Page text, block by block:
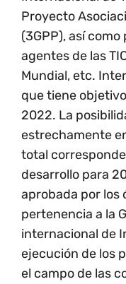
Proyecto
(3GPP), así
agentes de las
Mundial, etc.
que tiene
2022. La
estrechamente
total
desarrollo para
aprobada por los
pertenencia a la
internacional de
ejecución de los
el campo de las